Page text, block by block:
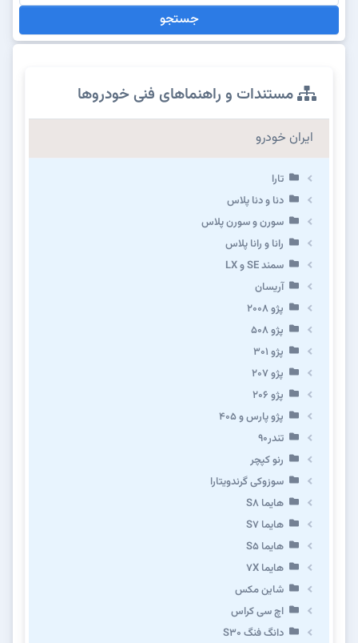
جستجو
مستندات و راهنماهای فنی خودروها
ایران خودرو
تارا
دنا و دنا پلاس
سورن و سورن پلاس
رانا و رانا پلاس
سمند SE و LX
آریسان
پژو ۲۰۰۸
پژو ۵۰۸
پژو 301
پژو ۲۰۷
پژو ۲۰۶
پژو پارس و ۴۰۵
تندر۹۰
رنو کپچر
سوزوکی گرندویتارا
هایما S8
هایما S7
هایما S5
هایما 7X
شاین مکس
اچ سی کراس
دانگ فنگ S30